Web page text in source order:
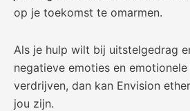
op je toekomst te omarmen.
Als je hulp wilt bij uitstelgedrag
negatieve emoties en
verdrijven, dan kan Envision
jou zijn.